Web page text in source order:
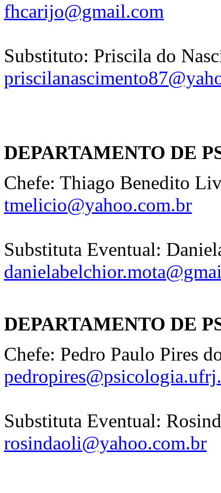
fhcarijo@gmail.com
Substituto: Priscila do
DEPARTAMENTO DE
Chefe: Thiago Benedito
tmelicio@yahoo.com.br
Substituta Eventual:
DEPARTAMENTO DE
Chefe: Pedro Paulo Pires
Substituta Eventual:
rosindaoli@yahoo.com.br